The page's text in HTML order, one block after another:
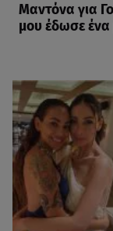
Μαντόνα για
μου έδωσε ένα